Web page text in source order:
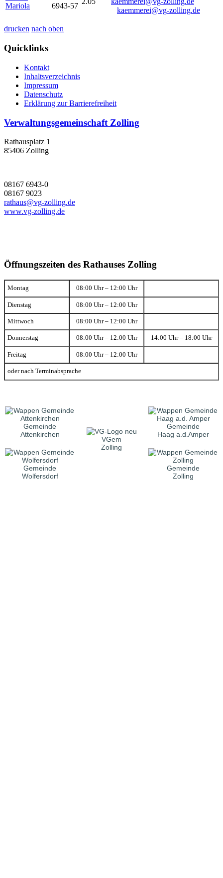
Mariola
6943-57
kaemmerei@vg-zolling.de
drucken nach oben
Quicklinks
Kontakt
Inhaltsverzeichnis
Impressum
Datenschutz
Erklärung zur Barrierefreiheit
Verwaltungsgemeinschaft Zolling
Rathausplatz 1
85406 Zolling
08167 6943-0
08167 9023
rathaus@vg-zolling.de
www.vg-zolling.de
Öffnungszeiten des Rathauses Zolling
Montag 08:00 Uhr – 12:00 Uhr
Dienstag 08:00 Uhr – 12:00 Uhr
Mittwoch 08:00 Uhr – 12:00 Uhr
Donnerstag 08:00 Uhr – 12:00 Uhr 14:00 Uhr – 18:00 Uhr
Freitag 08:00 Uhr – 12:00 Uhr
oder nach Terminabsprache
Gemeinde
Attenkirchen
VGem
Zolling
Gemeinde
Haag a.d.Amper
Gemeinde
Wolfersdorf
Gemeinde
Zolling